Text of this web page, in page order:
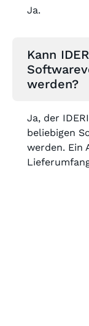
Ja.
Kann
werden?
Ja, der
beliebigen
werden. Ein